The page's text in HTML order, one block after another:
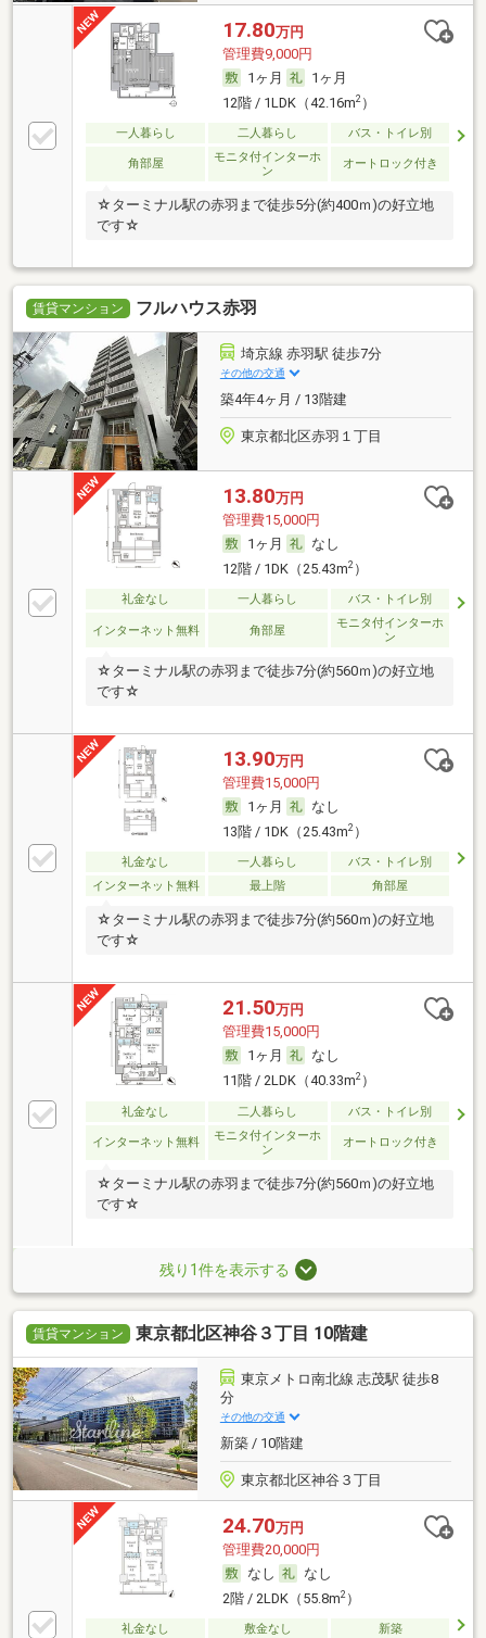
17.80万円
管理費9,000円
1ヶ月
1ヶ月
12階 / 1LDK（42.16m2）
一人暮らし 二人暮らし バス・トイレ別
角部屋
モニタ付インターホ
ン
オートロック付き
☆ターミナル駅の赤羽まで徒歩5分(約400ｍ)の好立地
です☆
賃貸マンション フルハウス赤羽
埼京線 赤羽駅 徒歩7分
その他の交通
築4年4ヶ月 / 13階建
東京都北区赤羽１丁目
13.80万円
管理費15,000円
1ヶ月
なし
12階 / 1DK（25.43m2）
礼金なし 一人暮らし バス・トイレ別
インターネット無料 角部屋
モニタ付インターホ
ン
☆ターミナル駅の赤羽まで徒歩7分(約560ｍ)の好立地
です☆
13.90万円
管理費15,000円
1ヶ月
なし
13階 / 1DK（25.43m2）
礼金なし 一人暮らし
バス・トイレ別
インターネット無料
最上階 角部屋
☆ターミナル駅の赤羽まで徒歩7分(約560ｍ)の好立地
です☆
21.50万円
管理費15,000円
1ヶ月
なし
11階 / 2LDK（40.33m2）
礼金なし 二人暮らし バス・トイレ別
インターネット無料
モニタ付インターホ
ン
オートロック付き
☆ターミナル駅の赤羽まで徒歩7分(約560ｍ)の好立地
です☆
残り1件を表示する
賃貸マンション 東京都北区神谷３丁目 10階建
東京メトロ南北線 志茂駅 徒歩8
分
その他の交通
新築 / 10階建
東京都北区神谷３丁目
24.70万円
管理費20,000円
なし
なし
2階 / 2LDK（55.8m2）
礼金なし 敷金なし
新築